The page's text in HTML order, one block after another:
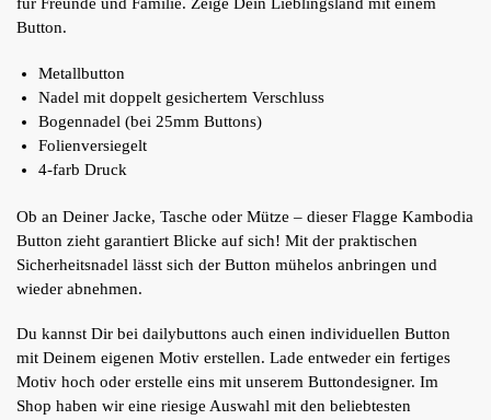
für Freunde und Familie. Zeige Dein Lieblingsland mit einem
Button.
Metallbutton
Nadel mit doppelt gesichertem Verschluss
Bogennadel (bei 25mm Buttons)
Folienversiegelt
4-farb Druck
Ob an Deiner Jacke, Tasche oder Mütze – dieser Flagge Kambodia
Button zieht garantiert Blicke auf sich! Mit der praktischen
Sicherheitsnadel lässt sich der Button mühelos anbringen und
wieder abnehmen.
Du kannst Dir bei dailybuttons auch einen individuellen Button
mit Deinem eigenen Motiv erstellen. Lade entweder ein fertiges
Motiv hoch oder erstelle eins mit unserem Buttondesigner. Im
Shop haben wir eine riesige Auswahl mit den beliebtesten